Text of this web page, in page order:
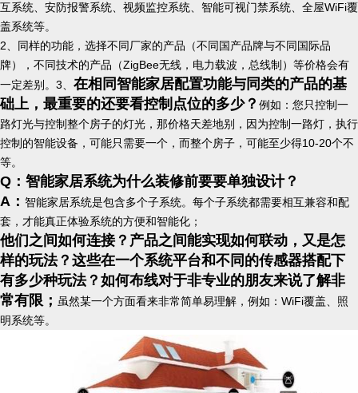
互系统、安防报警系统、视频监控系统、智能可视门禁系统、全屋WiFi覆
盖系统等。
2、同样的功能，选择不同厂家的产品（不同国产品牌与不同国际品
牌），不同技术的产品（ZigBee无线，电力载波，总线制）等价格会有
一定差别。 3、 在相同智能家居配置功能与同类的产品的基
础上，最重要的还要看控制点位的多少？ 例如：您只控制一
路灯光与控制整个房子的灯光，那价格天差地别，因为控制一路灯，执行
控制的智能设备，可能只需要一个，而整个房子，可能至少得10-20个不
等。
Q：智能家居系统为什么装修前要要单独设计？
A： 智能家居系统是包含多个子系统。每个子系统都需要相互兼容和配
套，才能真正体验系统的方便和智能化；
他们之间如何连接？产品之间能实现如何联动，又是怎
样的玩法？这些在一个系统平台和不同的传感器搭配下
有多少种玩法？如何布线对于非专业的朋友来说了解非
常有限； 虽然某一个方面看来非常简单易理解，例如：WiFi覆盖、照
明系统等。